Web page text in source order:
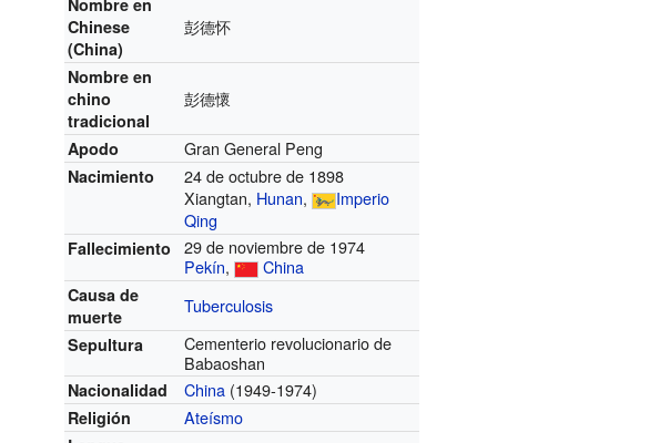
Chinese
(China)
彭德怀
Nombre en
chino
tradicional
彭德懷
Apodo Gran General Peng
Nacimiento
24 de octubre de 1898
Xiangtan, Hunan,
Imperio
Qing
Fallecimiento
29 de noviembre de 1974
Pekín, China
Causa de
muerte
Tuberculosis
Sepultura
Cementerio revolucionario de
Babaoshan
Nacionalidad China (1949-1974)
Religión Ateísmo